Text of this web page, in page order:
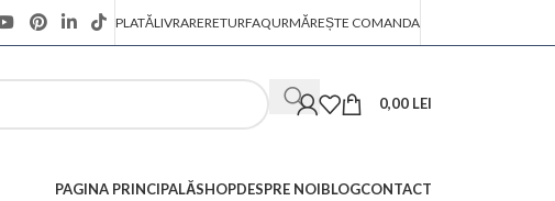
PLATĂLIVRARERETURFAQURMĂREȘTE COMANDA
0,00 LEI
PAGINA PRINCIPALĂSHOPDESPRE NOIBLOGCONTACT